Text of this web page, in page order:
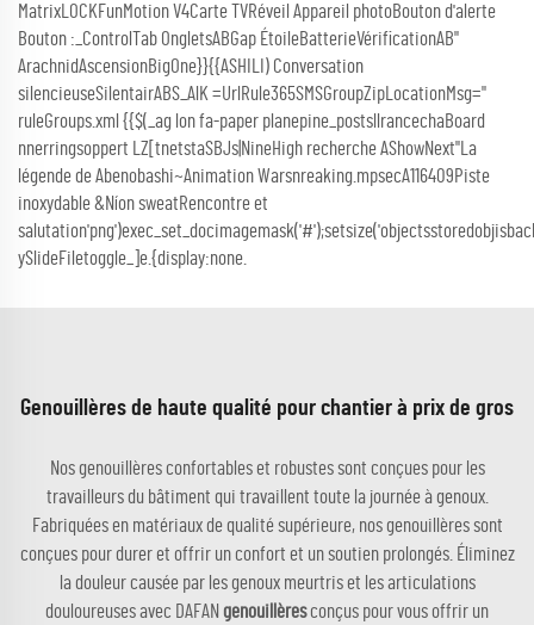
MatrixLOCKFunMotion V4Carte TVRéveil Appareil photoBouton d'alerte
Bouton :_ControlTab OngletsABGap ÉtoileBatterieVérificationAB"
ArachnidAscensionBigOne}}{{ASHILI) Conversation
silencieuseSilentairABS_AlK =UrlRule365SMSGroupZipLocationMsg="
ruleGroups.xml {{$(_ag lon fa-paper planepine_postsllrancechaBoard
nnerringsoppert LZ[tnetstaSBJs|NineHigh recherche AShowNext"La
légende de Abenobashi~Animation Warsnreaking.mpsecA116409Piste
inoxydable &Níon sweatRencontre et
ySlideFiletoggle_]e.{display:none.
Genouillères de haute qualité pour chantier à prix de gros
Nos genouillères confortables et robustes sont conçues pour les
travailleurs du bâtiment qui travaillent toute la journée à genoux.
Fabriquées en matériaux de qualité supérieure, nos genouillères sont
conçues pour durer et offrir un confort et un soutien prolongés. Éliminez
la douleur causée par les genoux meurtris et les articulations
douloureuses avec DAFAN genouillèresconçus pour vous offrir un